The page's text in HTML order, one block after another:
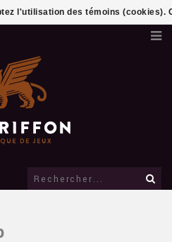
l'utilisation des témoins